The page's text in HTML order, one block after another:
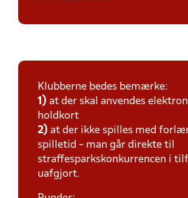
Klubberne bedes bemærke:
1) at der skal anvendes
holdkort
2) at der ikke spilles med
spilletid - man går direkte til
straffesparkskonkurrencen i
uafgjort.